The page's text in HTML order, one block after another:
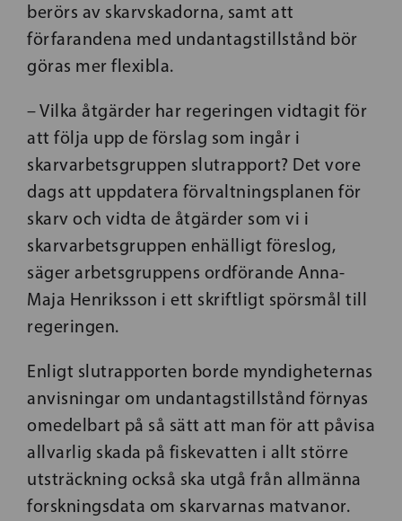
berörs av skarvskadorna, samt att
förfarandena med undantagstillstånd bör
göras mer flexibla.
– Vilka åtgärder har regeringen vidtagit för
att följa upp de förslag som ingår i
skarvarbetsgruppen slutrapport? Det vore
dags att uppdatera förvaltningsplanen för
skarv och vidta de åtgärder som vi i
skarvarbetsgruppen enhälligt föreslog,
säger arbetsgruppens ordförande Anna-
Maja Henriksson i ett skriftligt spörsmål till
regeringen.
Enligt slutrapporten borde myndigheternas
anvisningar om undantagstillstånd förnyas
omedelbart på så sätt att man för att påvisa
allvarlig skada på fiskevatten i allt större
utsträckning också ska utgå från allmänna
forskningsdata om skarvarnas matvanor.